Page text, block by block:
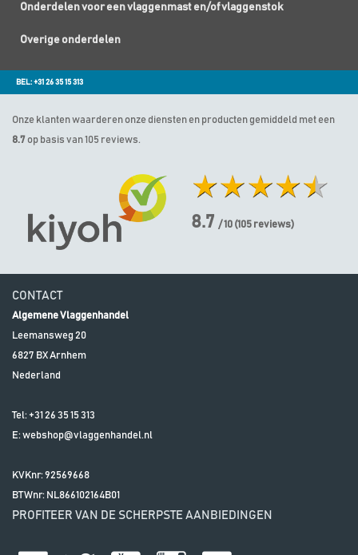
Onderdelen voor een vlaggenmast en/of vlaggenstok
Overige onderdelen
BEL: +31 26 35 15 313
Onze klanten waarderen onze diensten en producten gemiddeld met een
8.7 op basis van 105 reviews.
8.7 / 10 (105 reviews)
CONTACT
Algemene Vlaggenhandel
Leemansweg 20
6827 BXArnhem
Nederland
Tel: +31 26 35 15 313
E:webshop@vlaggenhandel.nl
KVKnr: 92569668
BTWnr: NL866102164B01
PROFITEER VAN DE SCHERPSTE AANBIEDINGEN